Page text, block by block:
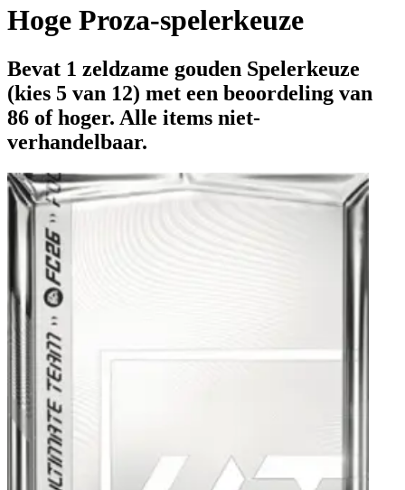
Hoge Proza-spelerkeuze
Bevat 1 zeldzame gouden Spelerkeuze
(kies 5 van 12) met een beoordeling van
86 of hoger. Alle items niet-
verhandelbaar.